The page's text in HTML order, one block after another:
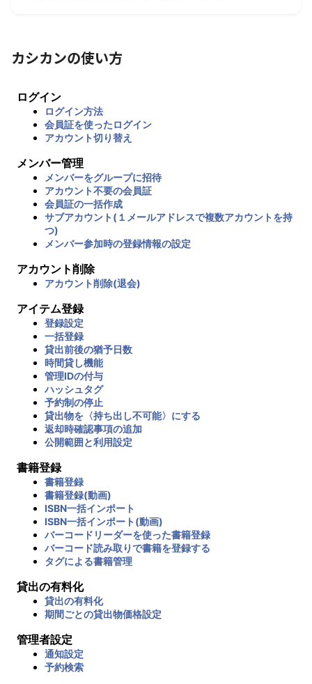
カシカンの使い方
ログイン
ログイン方法
会員証を使ったログイン
アカウント切り替え
メンバー管理
メンバーをグループに招待
アカウント不要の会員証
会員証の一括作成
サブアカウント(１メールアドレスで複数アカウントを持
つ)
メンバー参加時の登録情報の設定
アカウント削除
アカウント削除(退会)
アイテム登録
登録設定
一括登録
貸出前後の猶予日数
時間貸し機能
管理IDの付与
ハッシュタグ
予約制の停止
貸出物を〈持ち出し不可能〉にする
返却時確認事項の追加
公開範囲と利用設定
書籍登録
書籍登録
書籍登録(動画)
ISBN一括インポート
ISBN一括インポート(動画)
バーコードリーダーを使った書籍登録
バーコード読み取りで書籍を登録する
タグによる書籍管理
貸出の有料化
貸出の有料化
期間ごとの貸出物価格設定
管理者設定
通知設定
予約検索